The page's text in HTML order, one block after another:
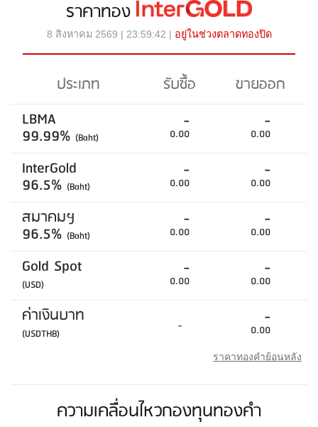
ราคาทอง
8 สิงหาคม 2569 | 23:59:42 | อยู่ในช่วงตลาดทองปิด
ประเภท รับซื้อ
ขายออก
LBMA
99.99% (Baht)
-
0.00
-
0.00
InterGold
96.5% (Baht)
-
0.00
-
0.00
สมาคมฯ
96.5% (Baht)
-
0.00
-
0.00
Gold Spot
(USD)
-
0.00
-
0.00
ค่าเงินบาท
(USDTHB) - -
0.00
ราคาทองคำย้อนหลัง
ความเคลื่อนไหวกองทุนทองคำ